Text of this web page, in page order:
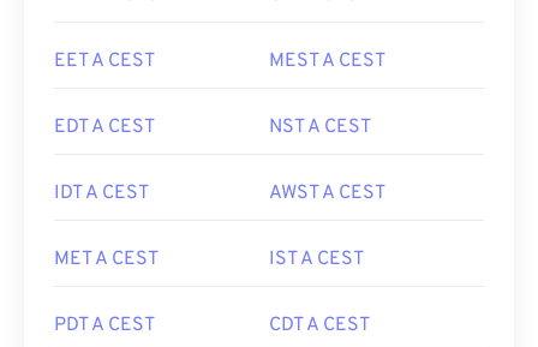
EET A CEST MEST A CEST
EDT A CEST NST A CEST
IDT A CEST AWST A CEST
MET A CEST IST A CEST
PDT A CEST CDT A CEST